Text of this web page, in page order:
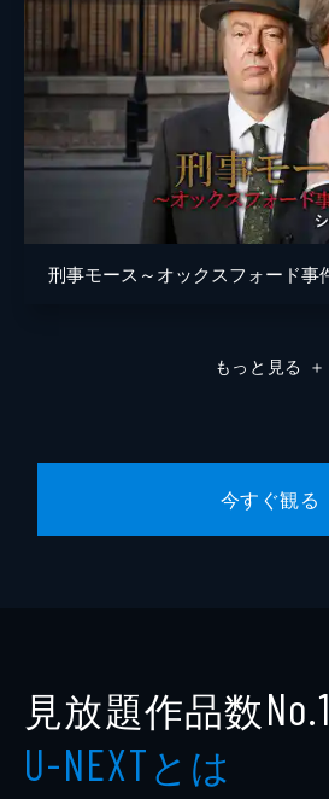
もっと見る ＋
今すぐ観る
見放題作品数No.1
U-NEXTとは